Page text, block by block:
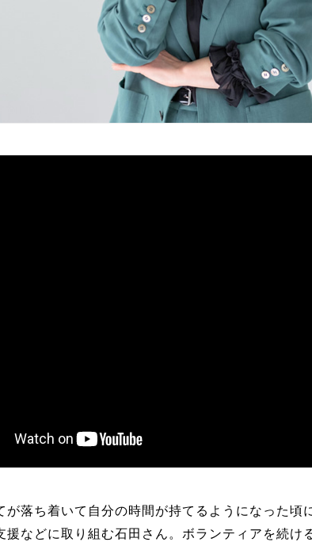
落ち着いて自分の時間が持てるようになった頃
などに取り組む石田さん。ボランティアを続け